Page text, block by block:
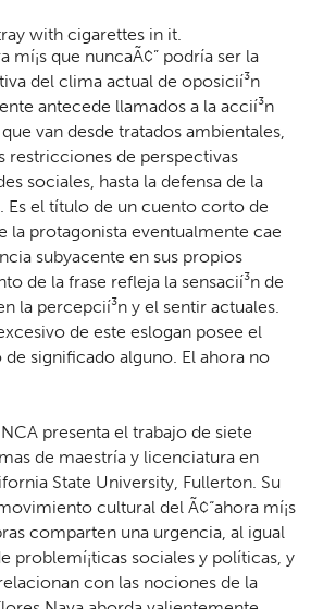
mí­¡s que nuncaÃ¢” podrí­­a ser la
del clima actual de oposicií­³n
antecede llamados a la accií­³n
van desde tratados ambientales,
restricciones de perspectivas
sociales, hasta la defensa de la
Es el tí­­tulo de un cuento corto de
la protagonista eventualmente cae
subyacente en sus propios
de la frase refleja la sensacií­³n de
la percepcií­³n y el sentir actuales.
de este eslogan posee el
significado alguno. El ahora no
presenta el trabajo de siete
de maestrí­­a y licenciatura en
State University, Fullerton. Su
cultural del Ã¢“ahora mí­¡s
comparten una urgencia, al igual
problemí­¡ticas sociales y polí­­ticas, y
con las nociones de la